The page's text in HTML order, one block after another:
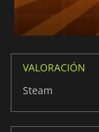
VALORACIÓN
Steam